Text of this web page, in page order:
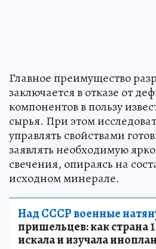
Главное преимущество
заключается в отказе от
компонентов в пользу
сырья. При этом
управлять свойствами
заявлять необходимую
свечения, опираясь на
исходном минерале.
Над СССР военные
пришельцев: как страна
искала и изучала